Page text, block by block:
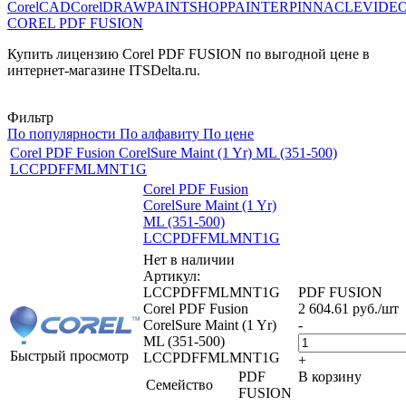
CorelCADCorelDRAWPAINTSHOPPAINTERPINNACLE
COREL PDF FUSION
Купить лицензию Corel PDF FUSION по выгодной цене в
интернет-магазине ITSDelta.ru.
Фильтр
По популярности По алфавиту По цене
Corel PDF Fusion CorelSure Maint (1 Yr) ML (351-500)
LCCPDFFMLMNT1G
Быстрый просмотр
Corel PDF Fusion
CorelSure Maint (1 Yr)
ML (351-500)
LCCPDFFMLMNT1G
Нет в наличии
Артикул:
LCCPDFFMLMNT1G
Corel PDF Fusion
CorelSure Maint (1 Yr)
ML (351-500)
LCCPDFFMLMNT1G
Семейство
PDF
FUSION
PDF FUSION
2 604.61 руб./шт
-
+
В корзину